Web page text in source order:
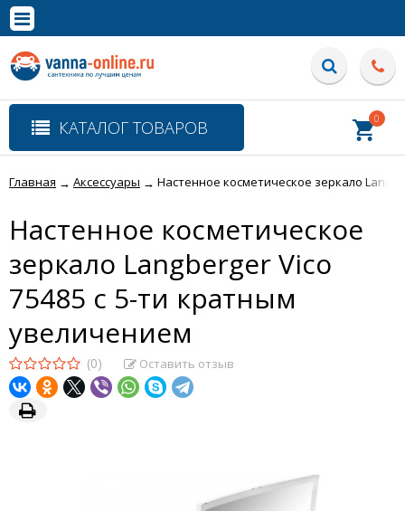
Полная версия сайта
КАТАЛОГ ТОВАРОВ 0
Главная → Аксессуары → Настенное косметическое зеркало
Настенное косметическое
зеркало Langberger Vico
75485 с 5-ти кратным
увеличением
(0) Оставить отзыв